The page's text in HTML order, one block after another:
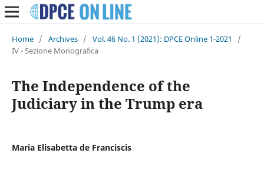
Home / Archives / Vol. 46 No. 1 (2021): DPCE Online 1-2021
/
IV - Sezione Monografica
The Independence of the
Judiciary in the Trump era
Maria Elisabetta de Franciscis